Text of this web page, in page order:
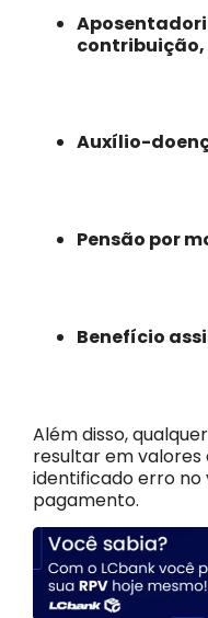
contribuição,
Auxílio-
Pensão por
Benefício
Além disso,
resultar em valores
identificado erro no
pagamento.